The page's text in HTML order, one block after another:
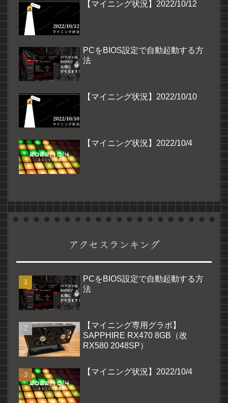
【マイニング状況】2022/10/12
PCをBIOS設定で自動起動する方
法
【マイニング状況】2022/10/10
【マイニング状況】2022/10/4
アクセスランキング
PCをBIOS設定で自動起動する方
法
【マイニング専用グラボ】
SAPPHIRE RX470 8GB（改
RX580 2048SP）
【マイニング状況】2022/10/4